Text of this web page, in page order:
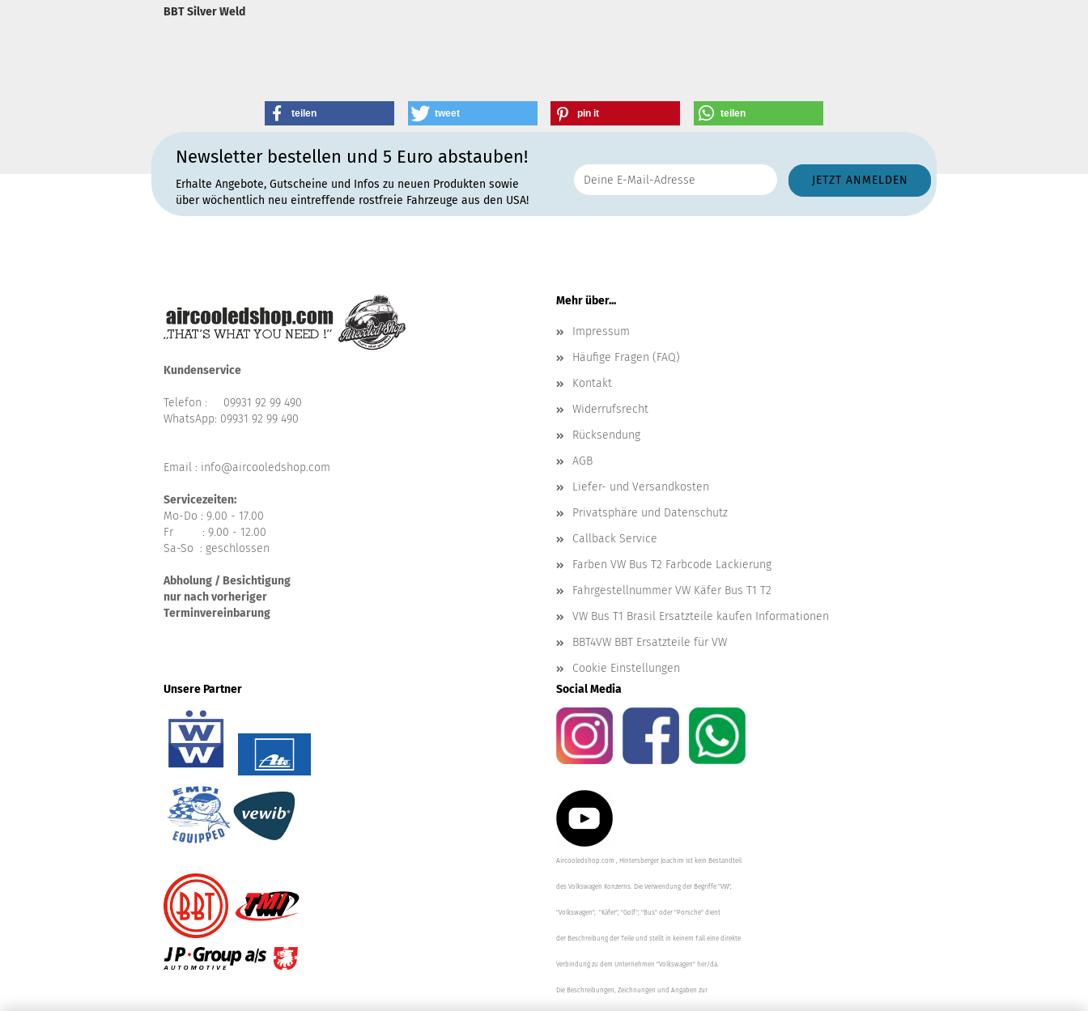
BBT Silver Weld
teilen tweet pin it teilen
Newsletter bestellen und 5 Euro abstauben!
Erhalte Angebote, Gutscheine und Infos zu neuen Produkten sowie
über wöchentlich neu eintreffende rostfreie Fahrzeuge aus den USA!
Kundenservice
Telefon : 09931 92 99 490
WhatsApp: 09931 92 99 490
Email : info@aircooledshop.com
Servicezeiten:
Mo-Do : 9.00 - 17.00
Fr : 9.00 - 12.00
Sa-So : geschlossen
Abholung / Besichtigung
nur nach vorheriger
Terminvereinbarung
Mehr über...
Impressum
Häufige Fragen (FAQ)
Kontakt
Widerrufsrecht
Rücksendung
AGB
Liefer- und Versandkosten
Privatsphäre und Datenschutz
Callback Service
Farben VW Bus T2 Farbcode Lackierung
Fahrgestellnummer VW Käfer Bus T1 T2
VW Bus T1 Brasil Ersatzteile kaufen Informationen
BBT4VW BBT Ersatzteile für VW
Cookie Einstellungen
Unsere Partner
Social Media
Aircooledshop.com , Hintersberger Joachim ist kein Bestandteil
des Volkswagen Konzerns. Die Verwendung der Begriffe "VW",
"Volkswagen", "Käfer", "Golf", "Bus" oder "Porsche" dient
der Beschreibung der Teile und stellt in keinem Fall eine direkte
Verbindung zu dem Unternehmen "Volkswagen" her/da.
Die Beschreibungen, Zeichnungen und Angaben zur